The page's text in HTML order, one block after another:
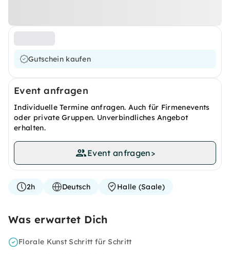
Gutschein kaufen
Event anfragen
Individuelle Termine anfragen. Auch für Firmenevents
oder private Gruppen. Unverbindliches Angebot
erhalten.
Event anfragen>
2h Deutsch Halle (Saale)
Was erwartet Dich
Florale Kunst Schritt für Schritt